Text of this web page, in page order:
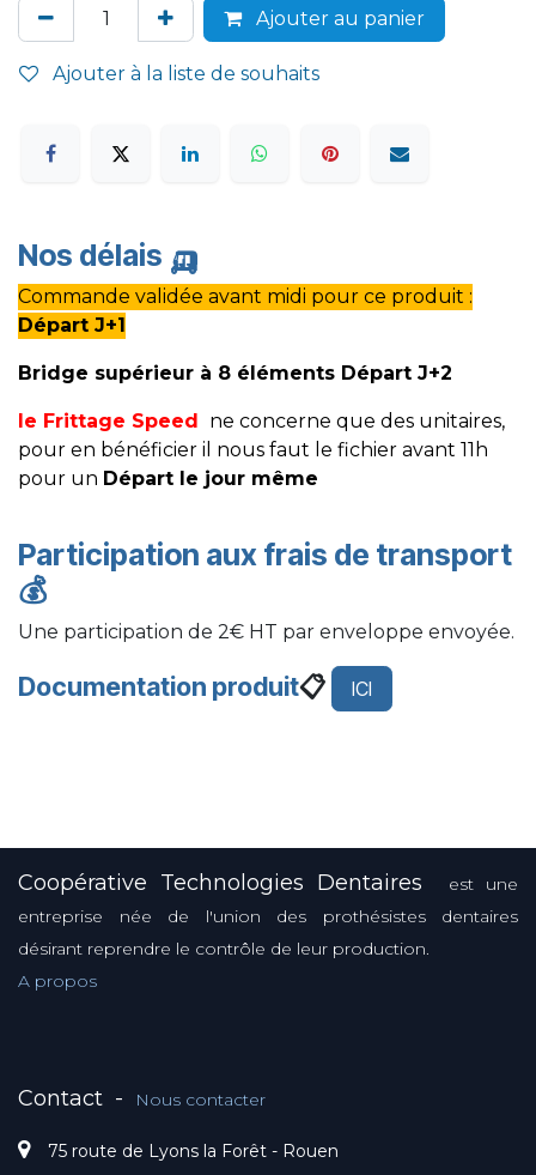
Ajouter au panier
Ajouter à la liste de souhaits
Nos délais 🛺
Commande validée avant midi pour ce produit :
Départ J+1
Bridge supérieur à 8 éléments Départ J+2
le Frittage Speed ne concerne que des unitaires,
pour en bénéficier il nous faut le fichier avant 11h
pour un Départ le jour même
Participation aux frais de transport
💰
Une participation de 2€ HT par enveloppe envoyée.
Documentation produit📋 ICI
Coopérative Technologies Dentaires
est une
entreprise née de l'union des prothésistes dentaires
désirant reprendre le contrôle de leur production.
A propos
Contact - Nous contacter
75 route de Lyons la Forêt - Rouen